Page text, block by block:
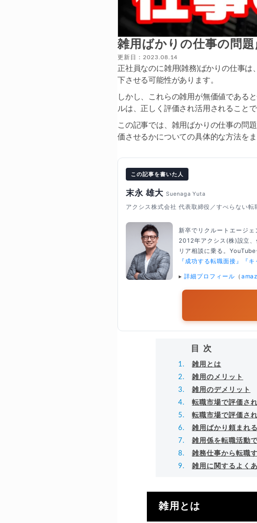
雑用ばかりの仕事の問
更新日：2023.08.14
正社員なのに雑用(雑務)ばかりの仕事
下させる可能性があります。
しかし、これらの雑用が無価値である
ルは、正しく評価され活用されること
この記事では、雑用ばかりの仕事の問
価させるかについての具体的な方法をま
この記事を書いた人
末永 雄大 Suenaga Yuta
アクシス株式会社 代表取締役／すべらない転
新卒でリクルートエージ
2012年アクシス(株)設立
リア相談に乗る。
『成功する転職面接』
『
▸ 詳細プロフィール （
目次
雑用とは
雑用のメリット
雑用のデメリット
転職市場で評価さ
転職市場で評価さ
雑用ばかり頼まれ
雑用係を転職活動
雑務仕事から転職
雑用に関するよく
雑用とは